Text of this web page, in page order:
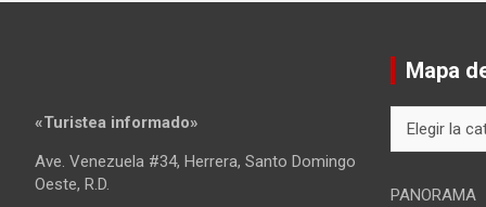
«Turistea informado»
Ave. Venezuela #34, Herrera, Santo Domingo
Oeste, R.D.
Mapa
del
PANORAMA